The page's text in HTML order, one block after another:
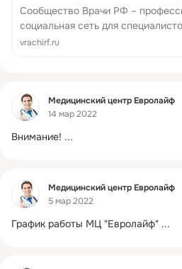
Сообщество Врачи РФ –
социальная сеть для
Новости медицины и
vrachirf.ru
Фид
Медицинский центр Евролайф
14 мар 2022
Внимание! ...
Фид
Медицинский центр Евролайф
5 мар 2022
График работы МЦ "Евролайф" ...